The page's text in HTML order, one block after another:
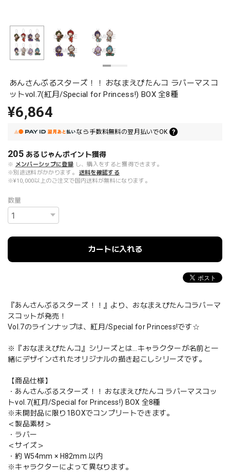
あんさんぶるスターズ！！ おなまえぴたんコ ラバーマスコ
ットvol.7(紅月/Special for Princess!) BOX 全8種
¥6,864
なら 手数料無料の翌月払いでOK
205 あるじゃんポイント獲得
※ メンバーシップに登録 し、購入をすると獲得できます。
※別途送料がかかります。
送料を確認する
※¥10,000以上のご注文で国内送料が無料になります。
数量
カートに入れる
『あんさんぶるスターズ！！』より、おなまえぴたんコラバーマ
スコットが発売！
Vol.7のラインナップは、紅月/Special for Princess!です☆
※『おなまえぴたんコ』シリーズとは…キャラクターが名前と一
緒にデザインされたオリジナルの描き起こしシリーズです。
【商品仕様】
・あんさんぶるスターズ！！ おなまえぴたんコ ラバーマスコッ
トvol.7(紅月/Special for Princess!) BOX 全8種
※未開封品に限り1BOXでコンプリートできます。
＜製品素材＞
・ラバー
＜サイズ＞
・約 W54mm × H82mm 以内
※キャラクターによって異なります。